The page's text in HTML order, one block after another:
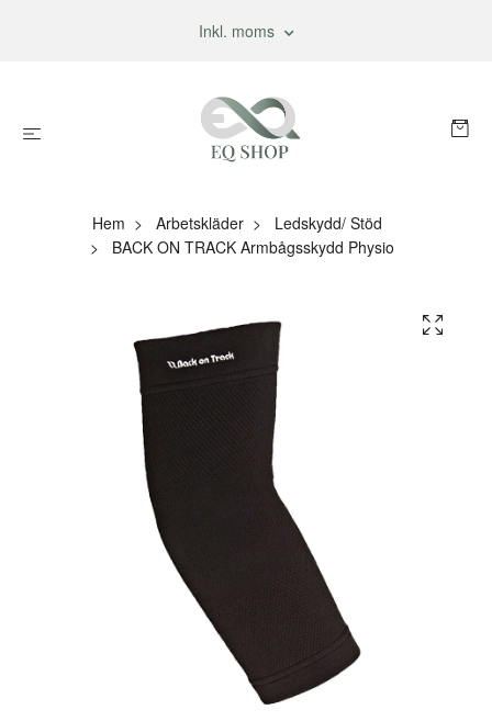
Inkl. moms
Hem Arbetskläder
Ledskydd/ Stöd
BACK ON TRACK Armbågsskydd Physio